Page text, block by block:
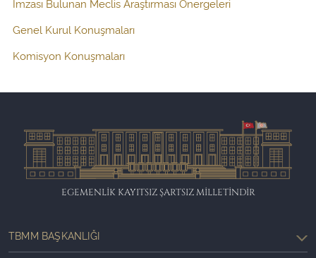
İmzası Bulunan Meclis Araştırması Önergeleri
Genel Kurul Konuşmaları
Komisyon Konuşmaları
EGEMENLİK KAYITSIZ ŞARTSIZ MİLLETİNDİR
TBMM BAŞKANLIĞI